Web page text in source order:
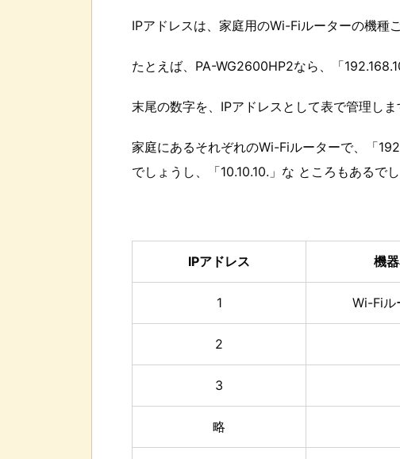
IPアドレスは、家庭用のWi-Fiルーターの機種
たとえば、PA-WG2600HP2なら、「
末尾の数字を、IPアドレスとして表で管理しま
家庭にあるそれぞれのWi-Fiルーターで、「
でしょうし、「10.10.10.」な ところもあるでし
IPアドレス 機
1 Wi-Fiル
2
3
略